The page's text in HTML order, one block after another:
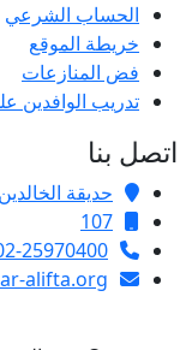
الحساب الشرعي
خريطة الموقع
فض المنازعات
تدريب الوافدين
اتصل بنا
حديقة
107
25970400
alifta.org